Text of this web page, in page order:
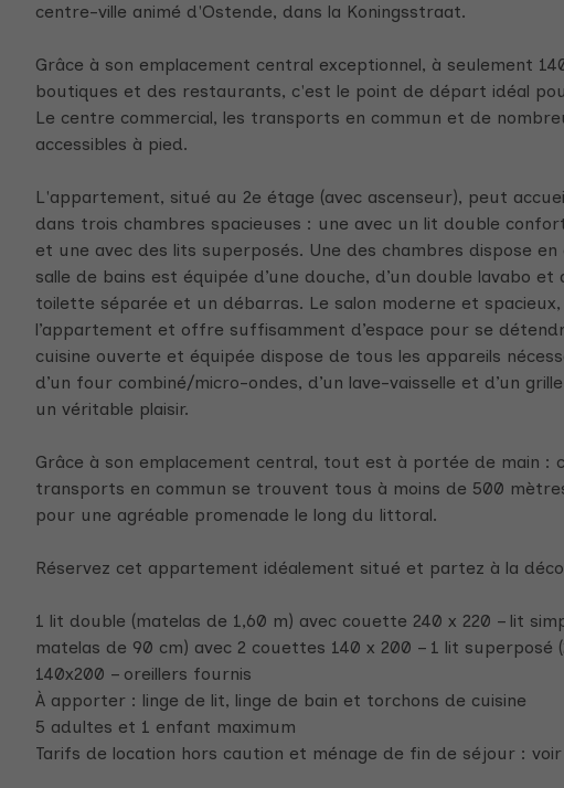
centre-ville animé d'Ostende, dans la Koningsstraat.
Grâce à son emplacement central exceptionnel, à seulement
boutiques et des restaurants, c'est le point de départ idéal
Le centre commercial, les transports en commun et de
accessibles à pied.
L'appartement, situé au 2e étage (avec ascenseur), peut
dans trois chambres spacieuses : une avec un lit double
et une avec des lits superposés. Une des chambres dispose
salle de bains est équipée d’une douche, d’un double lavabo
toilette séparée et un débarras. Le salon moderne et
l’appartement et offre suffisamment d’espace pour se
cuisine ouverte et équipée dispose de tous les appareils
d’un four combiné/micro-ondes, d’un lave-vaisselle et d’un
un véritable plaisir.
Grâce à son emplacement central, tout est à portée de main :
transports en commun se trouvent tous à moins de 500
pour une agréable promenade le long du littoral.
Réservez cet appartement idéalement situé et partez à la
1 lit double (matelas de 1,60 m) avec couette 240 x 220 – lit
matelas de 90 cm) avec 2 couettes 140 x 200 – 1 lit
140x200 – oreillers fournis
À apporter : linge de lit, linge de bain et torchons de cuisine
5 adultes et 1 enfant maximum
Tarifs de location hors caution et ménage de fin de séjour :